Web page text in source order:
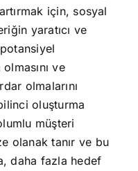
için, sosyal
yaratıcı ve
ve
olmalarını
oluşturma
müşteri
olanak tanır ve bu
daha fazla hedef